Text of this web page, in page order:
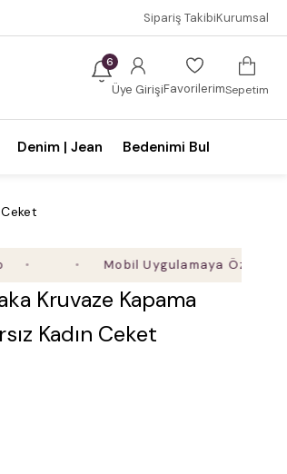
Sipariş TakibiKurumsal
6
Üye GirişiFavorilerimSepetim
Denim | Jean Bedenimi Bul
Mobil Uygulamaya Özel Ek %5
Kruvaze Kapama
Kadın Ceket